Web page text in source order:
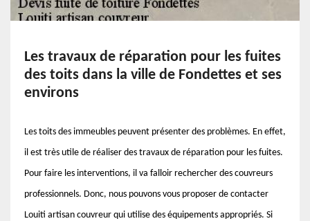
Les travaux de réparation pour les fuites
des toits dans la ville de Fondettes et ses
environs
Les toits des immeubles peuvent présenter des problèmes. En effet,
il est très utile de réaliser des travaux de réparation pour les fuites.
Pour faire les interventions, il va falloir rechercher des couvreurs
professionnels. Donc, nous pouvons vous proposer de contacter
Louiti artisan couvreur qui utilise des équipements appropriés. Si